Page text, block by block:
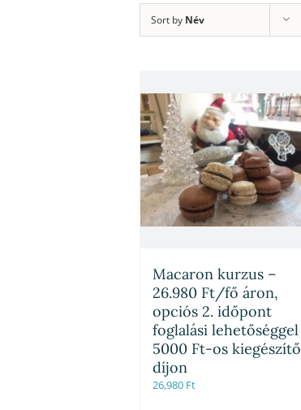
Sort by Név
Macaron kurzus –
26.980 Ft/fő áron,
opciós 2. időpont
foglalási lehetőséggel
5000 Ft-os kiegészítő
díjon
26,980 Ft